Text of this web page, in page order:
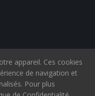
appareil. Ces cookies
de navigation et
Pour plus